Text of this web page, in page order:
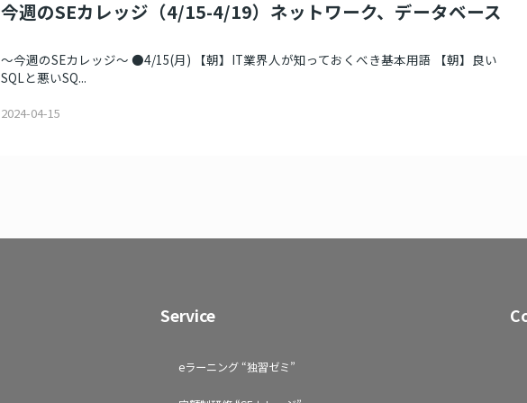
今週のSEカレッジ（4/15-4/19）ネットワーク、データベース
～今週のSEカレッジ～ ●4/15(月) 【朝】IT業界人が知っておくべき基本用語 【朝】良い
SQLと悪いSQ...
2024-04-15
Service
eラーニング “独習ゼミ”